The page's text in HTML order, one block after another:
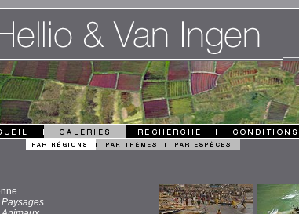
Paysages